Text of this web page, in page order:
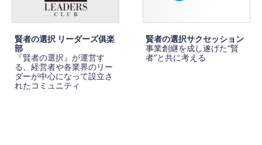
賢者の選択 リーダーズ俱楽
部
『賢者の選択』が運営す
る、経営者や各業界のリー
ダーが中心になって設立さ
れたコミュニティ
賢者の選択サクセッション
事業創継を成し遂げた”賢
者”と共に考える